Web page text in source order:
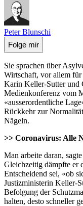
Peter Blunschi
Folge mir
Sie sprachen über
Wirtschaft, vor allem für
Karin Keller-Sutter und
Medienkonferenz vom
«ausserordentliche
Rückkehr zur
Nägeln.
>> Coronavirus: Alle
Man arbeite daran,
Gleichzeitig dämpfte er
Entscheidend sei, «ob
Justizministerin Keller-
Befolgung der
halten, desto schneller